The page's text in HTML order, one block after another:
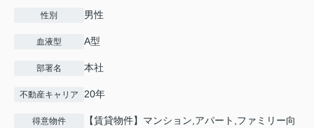
性別 男性
血液型 A型
部署名 本社
不動産キャリア 20年
得意物件
【賃貸物件】マンション,アパート,ファミリー向